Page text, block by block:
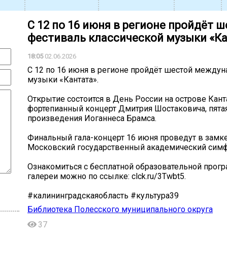
С 12 по 16 июня в регионе пройдёт
фестиваль классической музыки
18:0502.06.2026
С 12 по 16 июня в регионе пройдёт шестой
музыки «Кантата».
Открытие состоится в День России на острове
фортепианный концерт Дмитрия Шостаковича,
произведения Иоганнеса Брамса.
Финальный гала-концерт 16 июня проведут в
Московский государственный академический
Ознакомиться с бесплатной образовательной
галереи можно по ссылке: clck.ru/3Twbt5.
#калининградскаяобласть #культура39
Библиотека Полесского муниципального округа
37